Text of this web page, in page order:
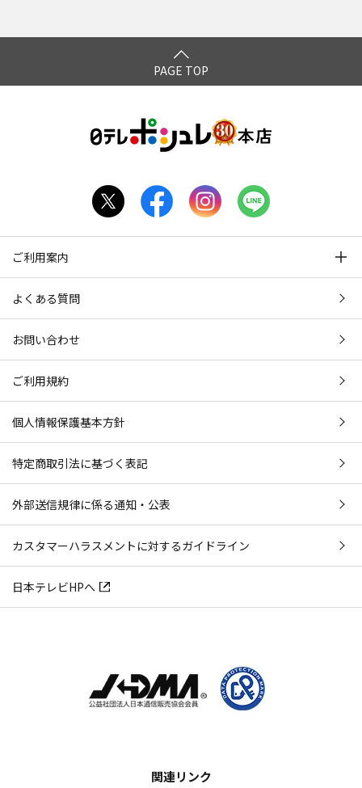
PAGE TOP
ご利用案内
よくある質問
お問い合わせ
ご利用規約
個人情報保護基本方針
特定商取引法に基づく表記
外部送信規律に係る通知・公表
カスタマーハラスメントに対するガイドライン
日本テレビHPへ
関連リンク